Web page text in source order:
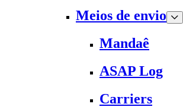
Meios de envio
Mandaê
ASAP Log
Carriers